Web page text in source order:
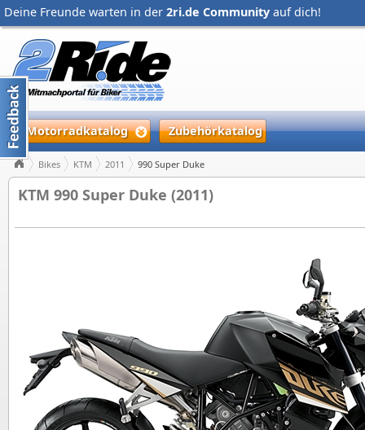
Deine Freunde warten in der 2ri.de Community auf dich!
Motorradkatalog Zubehörkatalog
Bikes KTM 2011 990 Super Duke
KTM 990 Super Duke (2011)